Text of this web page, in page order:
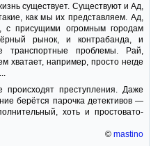
существует. Существуют и Ад,
как мы их представляем. Ад,
с присущими огромным городам
рынок, и контрабанда, и
транспортные проблемы. Рай,
хватает, например, просто негде
преступления. Даже
берётся парочка детективов —
хоть и простовато-
© mastino